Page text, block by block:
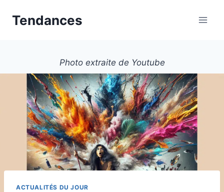
Tendances
Photo extraite de Youtube
ACTUALITÉS DU JOUR